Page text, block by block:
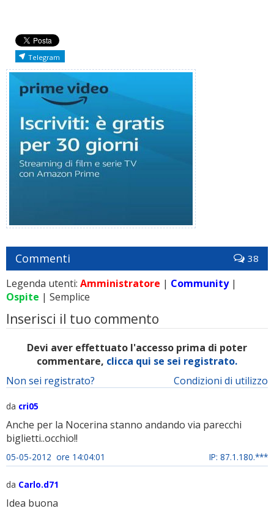
Telegram
Commenti 38
Legenda utenti: Amministratore | Community|
Ospite | Semplice
Inserisci il tuo commento
Devi aver effettuato l'accesso prima di poter
commentare, clicca qui se sei registrato.
Condizioni di utilizzo
Non sei registrato?
da cri05
Anche per la Nocerina stanno andando via parecchi
biglietti..occhio!!
05-05-2012 ore 14:04:01 IP: 87.1.180.***
da Carlo.d71
Idea buona